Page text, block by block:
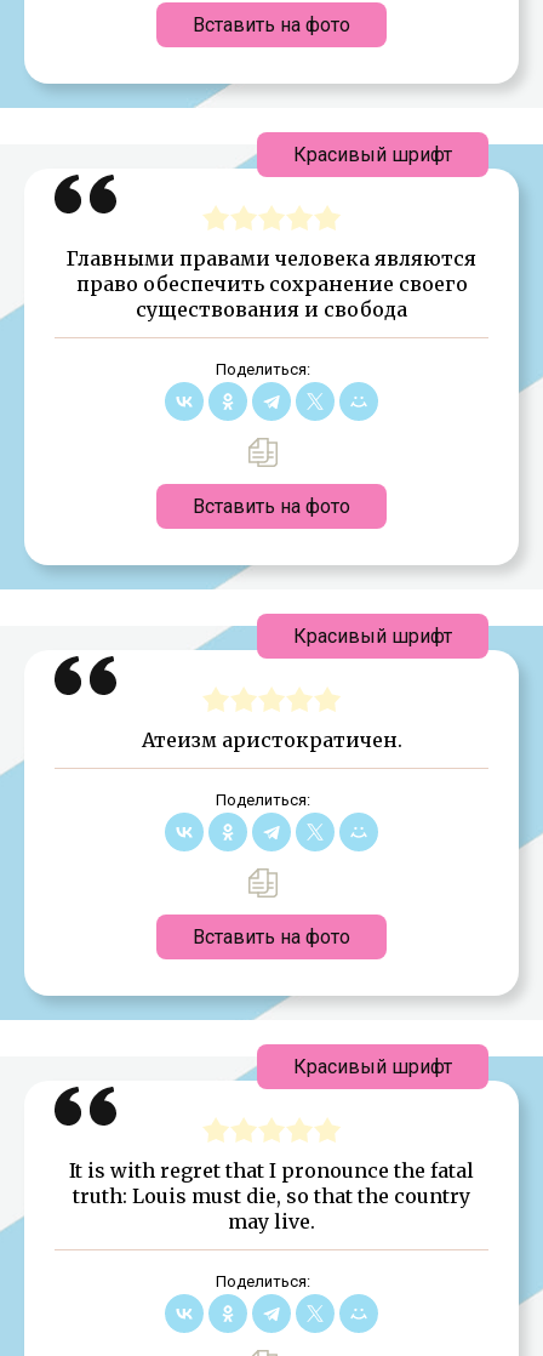
Вставить на фото
Главными правами человека являются
право обеспечить сохранение своего
существования и свобода
Поделиться:
Вставить на фото
Красивый шрифт
Атеизм аристократичен.
Поделиться:
Вставить на фото
Красивый шрифт
It is with regret that I pronounce the fatal
truth: Louis must die, so that the country
may live.
Поделиться:
Красивый шрифт